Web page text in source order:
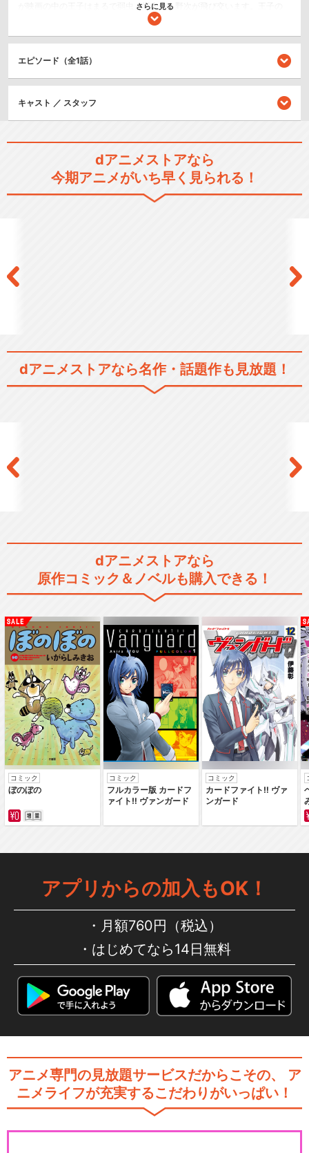
が映画の中の王子はまるで弱虫。場内から野次が飛び交います。王子の
「助けて」の叫びに応えたいけろっぴ。その時不思議なことが!!なんとけ
大冒険が始まります。
キッズ/ファミリー
SF/ファンタジー
けろけろけろっぴの大冒険
けろけろけろっぴ はすのう
えタウン危機一髪！
さらに見る
閉じる
エピソード（全1話）
キャスト ／ スタッフ
dアニメストアなら
今期アニメがいち早く見られる！
dアニメストアなら名作・話題作も見放題！
dアニメストアなら
原作コミック＆ノベルも購入できる！
コミック
ぼのぼの
コミック
フルカラー版 カードフ
ァイト‼ ヴァンガード
コミック
カードファイト‼ ヴァ
ンガード
アプリからの加入もOK！
月額760円（税込）
はじめてなら14日無料
アニメ専門の見放題サービスだからこその、
ア
ニメライフが充実するこだわりがいっぱい！